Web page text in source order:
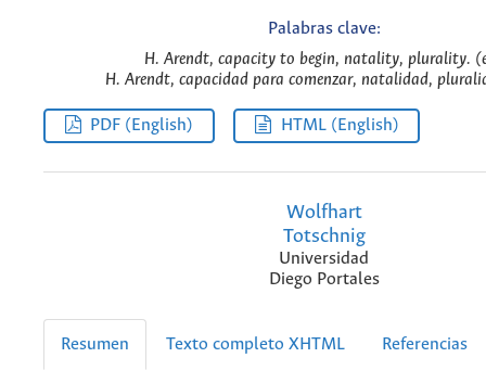
Palabras clave:
H. Arendt, capacity to begin, natality, plurality.
H. Arendt, capacidad para comenzar, natalidad,
PDF (English) HTML (English)
Wolfhart
Totschnig
Universidad
Diego Portales
Resumen Texto completo XHTML Referencias